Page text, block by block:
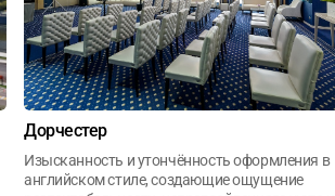
Дорчестер
Изысканность и утончённость оформления в
английском стиле, создающие ощущение